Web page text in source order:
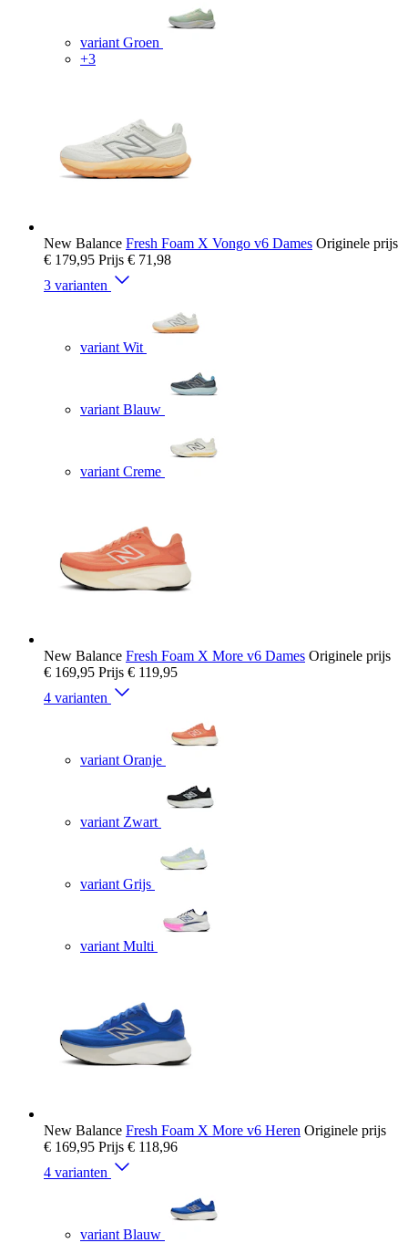
variant Groen
+3
New Balance Fresh Foam X Vongo v6 Dames Originele prijs
€ 179,95 Prijs € 71,98
3 varianten
variant Wit
variant Blauw
variant Creme
New Balance Fresh Foam X More v6 Dames Originele prijs
€ 169,95 Prijs € 119,95
4 varianten
variant Oranje
variant Zwart
variant Grijs
variant Multi
New Balance Fresh Foam X More v6 Heren Originele prijs
€ 169,95 Prijs € 118,96
4 varianten
variant Blauw